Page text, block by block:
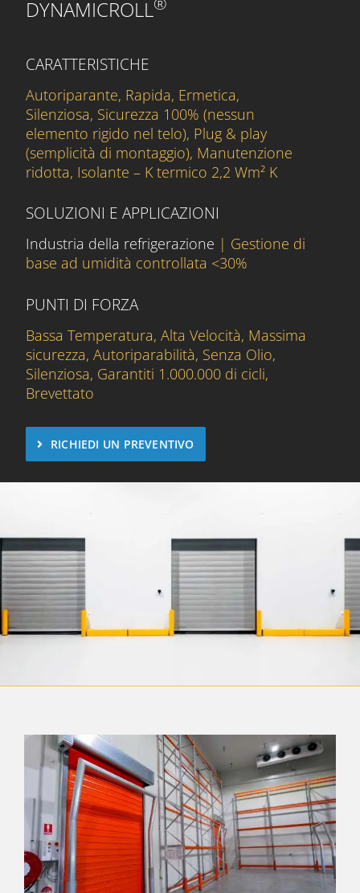
DYNAMICROLL
CARATTERISTICHE
Autoriparante, Rapida, Ermetica,
Silenziosa, Sicurezza 100% (nessun
elemento rigido nel telo), Plug & play
(semplicità di montaggio), Manutenzione
ridotta, Isolante – K termico 2,2 Wm² K
SOLUZIONI E APPLICAZIONI
Industria della refrigerazione | Gestione di
base ad umidità controllata <30%
PUNTI DI FORZA
Bassa Temperatura, Alta Velocità, Massima
sicurezza, Autoriparabilità, Senza Olio,
Silenziosa, Garantiti 1.000.000 di cicli,
Brevettato
RICHIEDI UN PREVENTIVO